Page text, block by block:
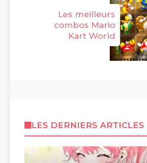
Les meilleurs
combos Mario
Kart World
LES DERNIERS ARTICLES